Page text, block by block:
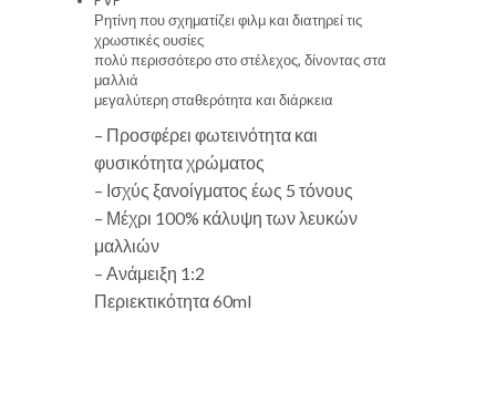
Ρητίνη που σχηματίζει φιλμ και διατηρεί τις
χρωστικές ουσίες
πολύ περισσότερο στο στέλεχος, δίνοντας στα
μαλλιά
μεγαλύτερη σταθερότητα και διάρκεια
– Προσφέρει φωτεινότητα και
φυσικότητα χρώματος
– Ισχύς ξανοίγματος έως 5 τόνους
– Μέχρι 100% κάλυψη των λευκών
μαλλιών
– Ανάμειξη 1:2
Περιεκτικότητα 60ml